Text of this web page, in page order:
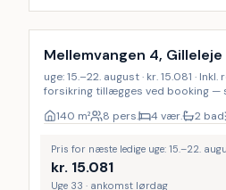
Inkl. rengøring
Mellemvangen 4,
uge: 15.–22. august · kr. 15.081 ·
forsikring tillægges ved booking —
140 m² 8 pers. 4 vær. 2 bad
Pris for næste ledige uge: 15.–22.
kr. 15.081
Uge 33 · ankomst lørdag